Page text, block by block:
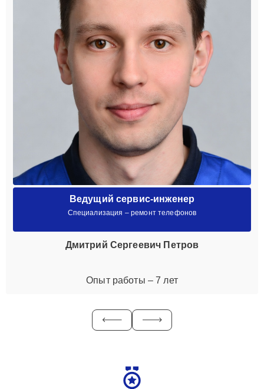
Ведущий сервис-инженер
Специализация – ремонт телефонов
Дмитрий Сергеевич Петров
Опыт работы – 7 лет